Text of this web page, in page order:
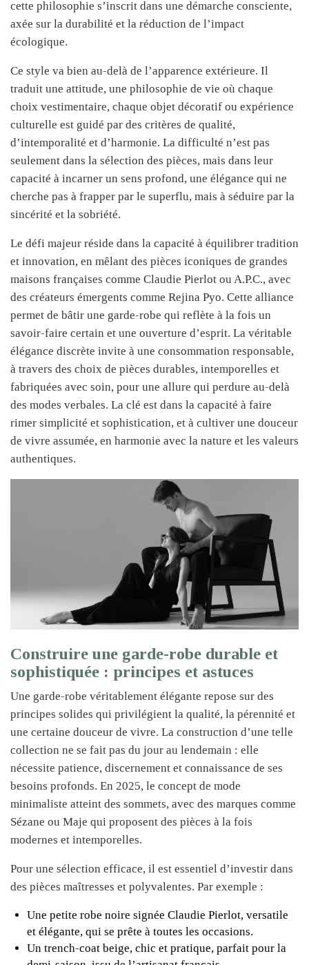
cette philosophie s’inscrit dans une démarche consciente,
axée sur la durabilité et la réduction de l’impact
écologique.
Ce style va bien au-delà de l’apparence extérieure. Il
traduit une attitude, une philosophie de vie où chaque
choix vestimentaire, chaque objet décoratif ou expérience
culturelle est guidé par des critères de qualité,
d’intemporalité et d’harmonie. La difficulté n’est pas
seulement dans la sélection des pièces, mais dans leur
capacité à incarner un sens profond, une élégance qui ne
cherche pas à frapper par le superflu, mais à séduire par la
sincérité et la sobriété.
Le défi majeur réside dans la capacité à équilibrer tradition
et innovation, en mêlant des pièces iconiques de grandes
maisons françaises comme Claudie Pierlot ou A.P.C., avec
des créateurs émergents comme Rejina Pyo. Cette alliance
permet de bâtir une garde-robe qui reflète à la fois un
savoir-faire certain et une ouverture d’esprit. La véritable
élégance discrète invite à une consommation responsable,
à travers des choix de pièces durables, intemporelles et
fabriquées avec soin, pour une allure qui perdure au-delà
des modes verbales. La clé est dans la capacité à faire
rimer simplicité et sophistication, et à cultiver une douceur
de vivre assumée, en harmonie avec la nature et les valeurs
authentiques.
Construire une garde-robe durable et
sophistiquée : principes et astuces
Une garde-robe véritablement élégante repose sur des
principes solides qui privilégient la qualité, la pérennité et
une certaine douceur de vivre. La construction d’une telle
collection ne se fait pas du jour au lendemain : elle
nécessite patience, discernement et connaissance de ses
besoins profonds. En 2025, le concept de mode
minimaliste atteint des sommets, avec des marques comme
Sézane ou Maje qui proposent des pièces à la fois
modernes et intemporelles.
Pour une sélection efficace, il est essentiel d’investir dans
des pièces maîtresses et polyvalentes. Par exemple :
Une petite robe noire signée Claudie Pierlot, versatile
et élégante, qui se prête à toutes les occasions.
Un trench-coat beige, chic et pratique, parfait pour la